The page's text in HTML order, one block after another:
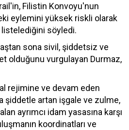
Filistin Konvoyu'nun
eylemini yüksek riskli olarak
listelediğini söyledi.
sona sivil, şiddetsiz ve
olduğunu vurgulayan Durmaz,
rejimine ve devam eden
şiddetle artan işgale ve zulme,
ayrımcı idam yasasına karşı
koordinatları ve